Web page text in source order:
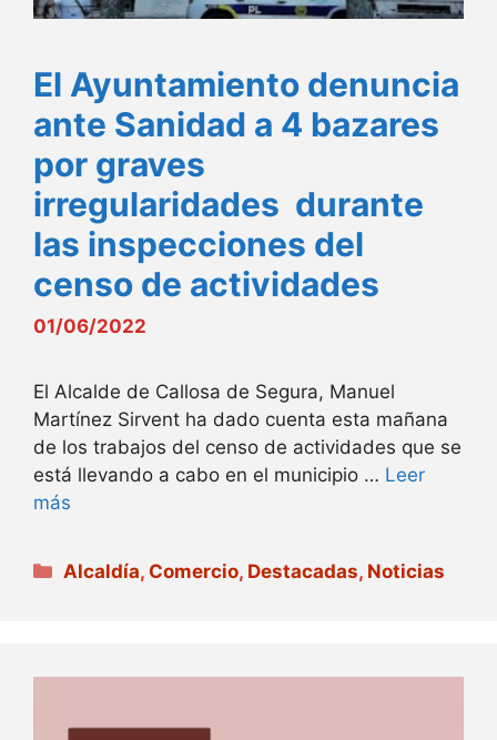
El Ayuntamiento denuncia
ante Sanidad a 4 bazares
por graves
irregularidades durante
las inspecciones del
censo de actividades
01/06/2022
El Alcalde de Callosa de Segura, Manuel
Martínez Sirvent ha dado cuenta esta mañana
de los trabajos del censo de actividades que se
está llevando a cabo en el municipio … Leer
más
Categorías
Alcaldía,Comercio, Destacadas, Noticias